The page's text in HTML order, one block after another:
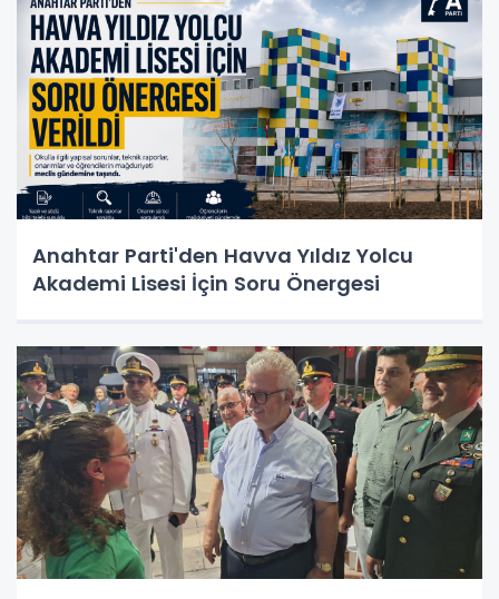
Anahtar Parti'den Havva Yıldız Yolcu
Akademi Lisesi İçin Soru Önergesi